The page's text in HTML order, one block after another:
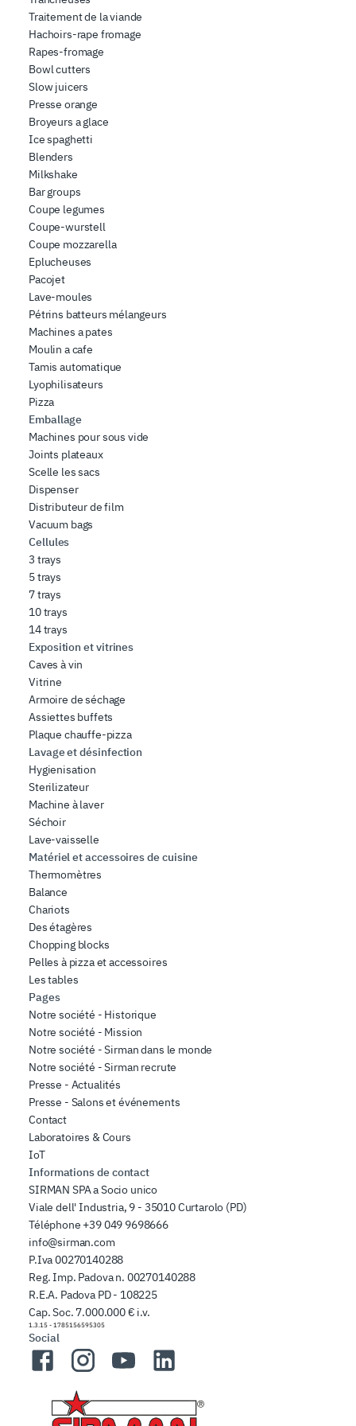
Traitement de la viande
Hachoirs-rape fromage
Rapes-fromage
Bowl cutters
Slow juicers
Presse orange
Broyeurs a glace
Ice spaghetti
Blenders
Milkshake
Bar groups
Coupe legumes
Coupe-wurstell
Coupe mozzarella
Eplucheuses
Pacojet
Lave-moules
Pétrins batteurs mélangeurs
Machines a pates
Moulin a cafe
Tamis automatique
Lyophilisateurs
Pizza
Emballage
Machines pour sous vide
Joints plateaux
Scelle les sacs
Dispenser
Distributeur de film
Vacuum bags
Cellules
3 trays
5 trays
7 trays
10 trays
14 trays
Exposition et vitrines
Caves à vin
Vitrine
Armoire de séchage
Assiettes buffets
Plaque chauffe-pizza
Lavage et désinfection
Hygienisation
Sterilizateur
Machine à laver
Séchoir
Lave-vaisselle
Matériel et accessoires de cuisine
Thermomètres
Balance
Chariots
Des étagères
Chopping blocks
Pelles à pizza et accessoires
Les tables
Pages
Notre société - Historique
Notre société - Mission
Notre société - Sirman dans le monde
Notre société - Sirman recrute
Presse - Actualités
Presse - Salons et événements
Contact
Laboratoires & Cours
IoT
Informations de contact
SIRMAN SPA a Socio unico
Viale dell' Industria, 9 - 35010 Curtarolo (PD)
Téléphone +39 049 9698666
info@sirman.com
P.Iva 00270140288
Reg. Imp. Padova n. 00270140288
R.E.A. Padova PD - 108225
Cap. Soc. 7.000.000 € i.v.
1.3.15 - 1785156595305
Social
FacebookInstagramYouTubeLinkedIn